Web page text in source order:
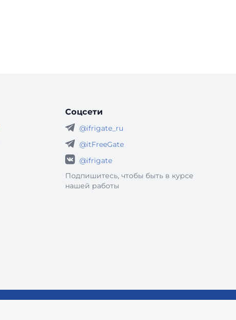
Соцсети
@ifrigate_ru
@itFreeGate
@ifrigate
Подпишитесь, чтобы быть в курсе
нашей работы